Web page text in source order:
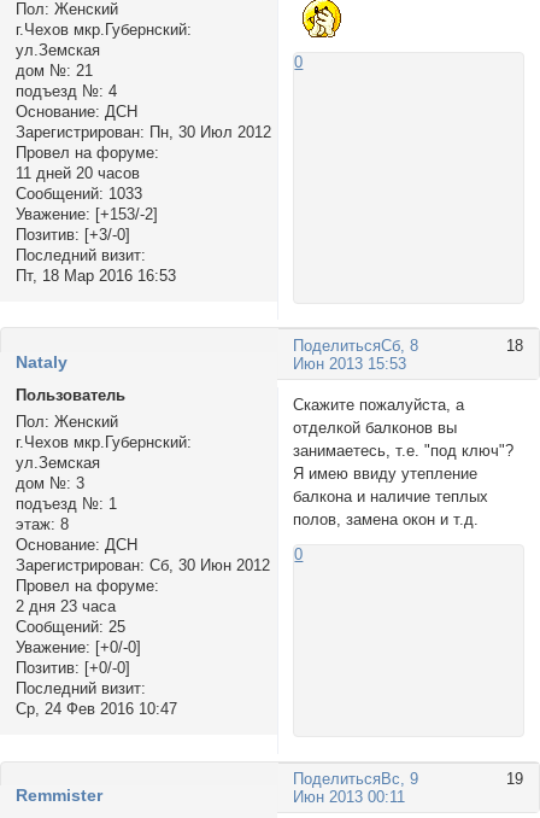
Пол: Женский
г.Чехов мкр.Губернский:
ул.Земская
дом №: 21
подъезд №: 4
Основание: ДСН
Зарегистрирован: Пн, 30 Июл 2012
Провел на форуме:
11 дней 20 часов
Сообщений: 1033
Уважение: [+153/-2]
Позитив: [+3/-0]
Последний визит:
Пт, 18 Мар 2016 16:53
0
Поделиться 18
Сб, 8
Июн 2013 15:53
Nataly
Пользователь
Пол: Женский
г.Чехов мкр.Губернский:
ул.Земская
дом №: 3
подъезд №: 1
этаж: 8
Основание: ДСН
Зарегистрирован: Сб, 30 Июн 2012
Провел на форуме:
2 дня 23 часа
Сообщений: 25
Уважение: [+0/-0]
Позитив: [+0/-0]
Последний визит:
Ср, 24 Фев 2016 10:47
Скажите пожалуйста, а
отделкой балконов вы
занимаетесь, т.е. "под ключ"?
Я имею ввиду утепление
балкона и наличие теплых
полов, замена окон и т.д.
0
Поделиться 19
Вс, 9
Июн 2013 00:11
Rеmmister